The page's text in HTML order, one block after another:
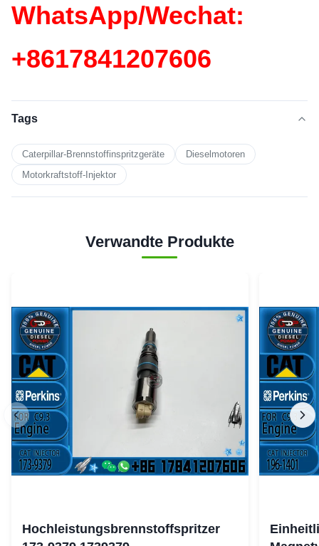
WhatsApp/Wechat:
+8617841207606
Tags
Caterpillar-Brennstoffinspritzgeräte
Dieselmotoren
Motorkraftstoff-Injektor
Verwandte Produkte
Hochleistungsbrennstoffspritzer